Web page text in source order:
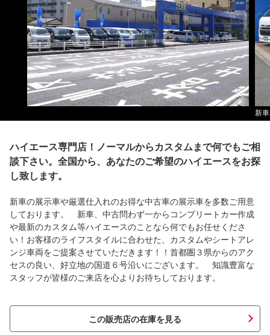
新
ハイエース専門店！ノーマルからカスタムまで何でもご相
談下さい。全国から、あなたのご希望のハイエースをお探
し致します。
新車の展示車や厳選仕入れのお得な中古車の展示車を多数ご用意
しております。 新車、中古問わず一からコンプリートカー作成
や最新のカスタム等ハイエースのことなら何でもお任せくださ
い！お客様のライフスタイルに合わせた、カスタムやシートアレ
ンジ車両をご提案させていただきます！！首都圏３県からのアク
セスの良い、好立地の国道６号沿いにございます。 知識豊富な
スタッフが皆様のご来店を心よりお待ちしております。
この販売店の在庫を見る